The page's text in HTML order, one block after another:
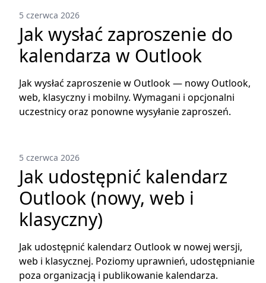
5 czerwca 2026
Jak wysłać zaproszenie do
kalendarza w Outlook
Jak wysłać zaproszenie w Outlook — nowy Outlook,
web, klasyczny i mobilny. Wymagani i opcjonalni
uczestnicy oraz ponowne wysyłanie zaproszeń.
5 czerwca 2026
Jak udostępnić kalendarz
Outlook (nowy, web i
klasyczny)
Jak udostępnić kalendarz Outlook w nowej wersji,
web i klasycznej. Poziomy uprawnień, udostępnianie
poza organizacją i publikowanie kalendarza.